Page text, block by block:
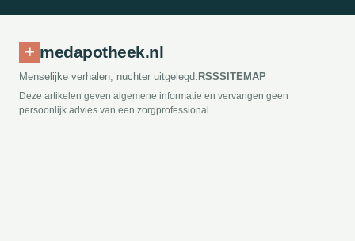
+ medapotheek.nl
Menselijke verhalen, nuchter uitgelegd. RSSSITEMAP
Deze artikelen geven algemene informatie en vervangen geen
persoonlijk advies van een zorgprofessional.